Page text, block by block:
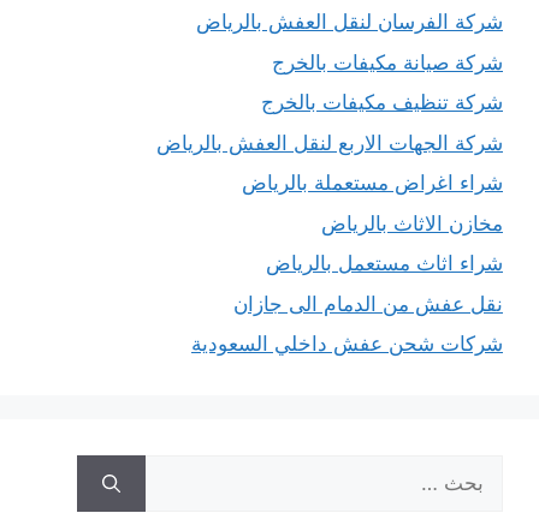
شركة الفرسان لنقل العفش بالرياض
شركة صيانة مكيفات بالخرج
شركة تنظيف مكيفات بالخرج
شركة الجهات الاربع لنقل العفش بالرياض
شراء اغراض مستعملة بالرياض
مخازن الاثاث بالرياض
شراء اثاث مستعمل بالرياض
نقل عفش من الدمام الى جازان
شركات شحن عفش داخلي السعودية
عن: